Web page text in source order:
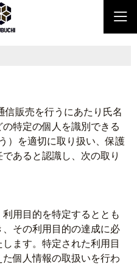
販売を行うにあたり氏名
特定の個人を識別できる
）を適切に取り扱い、保護
あると認識し、次の取り
用目的を特定するととも
その利用目的の達成に必
ます。特定された利用目
個人情報の取扱いを行わ